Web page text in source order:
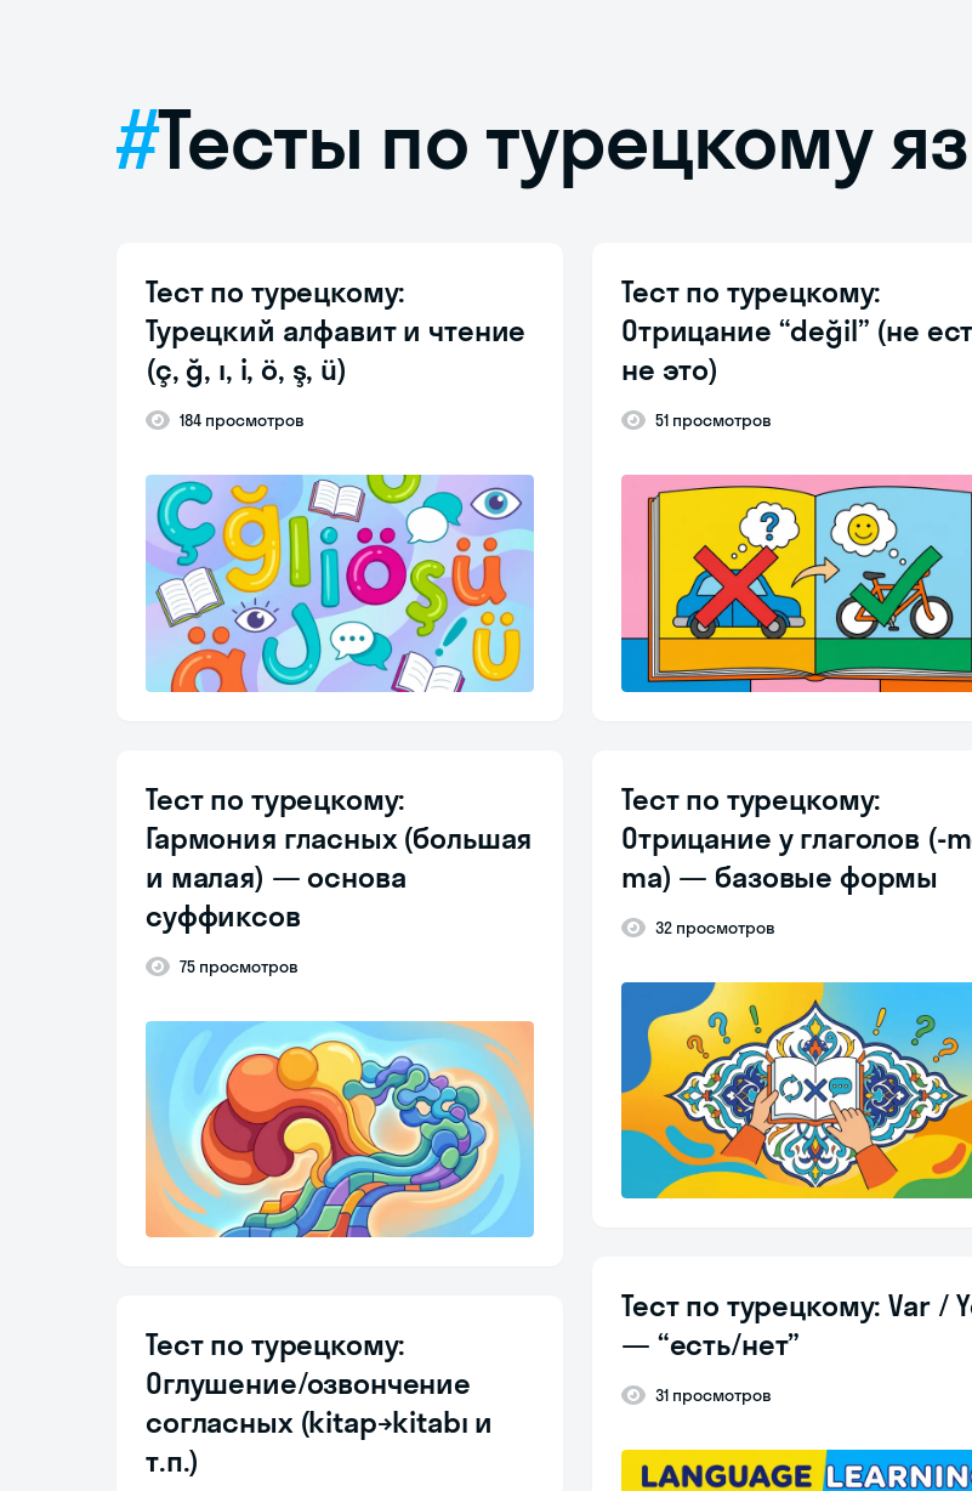
Тесты по турецкому
Тест по турецкому:
Турецкий алфавит и чтение
(ç, ğ, ı, i, ö, ş, ü)
184 просмотров
Тест по турецкому:
Гармония гласных (большая
и малая) — основа
суффиксов
75 просмотров
Тест по турецкому:
Оглушение/озвончение
согласных (kitap→kitabı и
т.п.)
Тест по турецкому:
Отрицание “değil” (не
не это)
51 просмотров
Тест по турецкому:
Отрицание у глаголов (-
ma) — базовые формы
32 просмотров
Тест по турецкому: Var /
— “есть/нет”
31 просмотров